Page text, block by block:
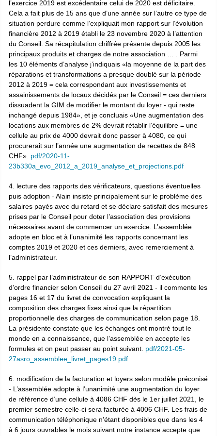
l’exercice 2019 est excédentaire celui de 2020 est déficitaire.
Cela a fait plus de 15 ans que d’une année sur l’autre ce type de
situation perdure comme l’expliquait mon rapport sur l’évolution
financière 2012 à 2019 établi le 23 novembre 2020 à l’attention
du Conseil. Sa récapitulation chiffrée présente depuis 2005 les
principaux produits et charges de notre association … . Parmi
les 10 éléments d’analyse j’indiquais «la moyenne de la part des
réparations et transformations a presque doublé sur la période
2012 à 2019 = cela correspondant aux investissements et
assainissements de locaux décidés par le Conseil = ces derniers
dissuadent la GIM de modifier le montant du loyer - qui reste
inchangé depuis 1984», et je concluais «Une augmentation des
locations aux membres de 2% devrait rétablir l’équilibre = une
cellule au prix de 4000 devrait donc passer à 4080, ce qui
procurerait sur l’année une augmentation de recettes de 848
CHF». pdf/2020-11-
23b330a_evo_2012_a_2019_analyse_et_projections.pdf
4. lecture des rapports des vérificateurs, questions éventuelles
puis adoption - Alain insiste principalement sur le problème des
salaires payés avec du retard et se déclare satisfait des mesures
prises par le Conseil pour doter l’association des provisions
nécessaires avant de commencer un exercice. L’assemblée
adopte en bloc et à l’unanimité les rapports concernant les
comptes 2019 et 2020 et ces derniers, avec remerciement à
l’administrateur.
5. rappel par l’administrateur de son RAPPORT d’exécution
d’ordre financier selon Conseil du 27 avril 2021 - il commente les
pages 16 et 17 du livret de convocation expliquant la
composition des charges fixes ainsi que la répartition
proportionnelle des charges de communication selon page 18.
La présidente constate que les échanges ont montré tout le
monde en a connaissance, que l’assemblée en accepte les
formules et on peut passer au point suivant. pdf/2021-05-
27asro_assemblee_livret_pages19.pdf
6. modification de la facturation et loyers selon modèle préconisé
- L’assemblée adopte à l’unanimité une augmentation du loyer
de référence d’une cellule à 4086 CHF dès le 1er juillet 2021, le
premier semestre celle-ci sera facturée à 4006 CHF. Les frais de
communication téléphonique n’étant disponibles que dans les 4
à 6 jours ouvrables le mois suivant notre instance accepte que